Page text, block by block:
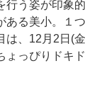
行う姿が印象
る美小。１
は、12月2日(
ょっぴりドキ